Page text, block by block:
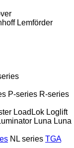
Lemförder
P-series R-series
LoadLok Loglift
Luna Luna
NL series TGA